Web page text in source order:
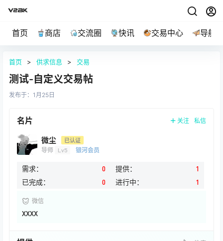
首页 商店 交流圈 快讯 交易中心 导航
首页 > 供求信息 > 交易
测试-自定义交易帖
发布于： 1月25日
名片 关注 私信
微尘 已认证
导师 Lv5 银河会员
需求： 0 提供：
1
已完成：
0 进行中： 1
微信
XXXX